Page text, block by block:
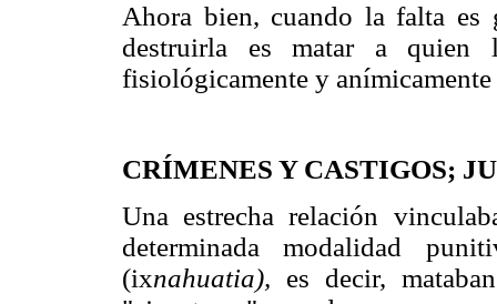
Ahora bien, cuando la falta
destruirla es matar a
fisiológicamente y
CRÍMENES Y CASTIGOS;
Una estrecha relación
determinada modalidad
(ixnahuatia), es decir,